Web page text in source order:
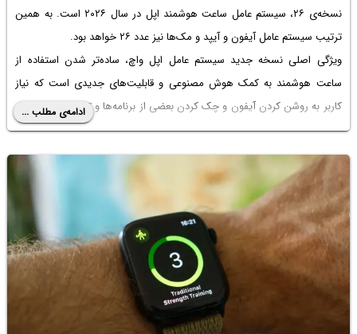
نسخه‌ی ۲۶، سیستم عامل ساعت هوشمند اپل در سال ۲۰۲۶ است. به همین
ترتیب سیستم عامل آیفون و آیپد و مک‌ها نیز عدد ۲۶ خواهد بود.
ویژگی اصلی نسخه جدید سیستم عامل اپل واچ، ساده‌تر شدن استفاده از
ساعت هوشمند به کمک هوش مصنوعی و قابلیت‌های جدیدی است که نیاز
کاربر به روشن کردن آیفون و چک کردن بعضی از برنامه‌ها و تنظیمات را کاهش
می‌دهد. در ادامه به مهم‌ترین تغییراتی که در watchOS 26 دیده می‌شود،
می‌پردازیم.
ادامه‌ی مطلب ...